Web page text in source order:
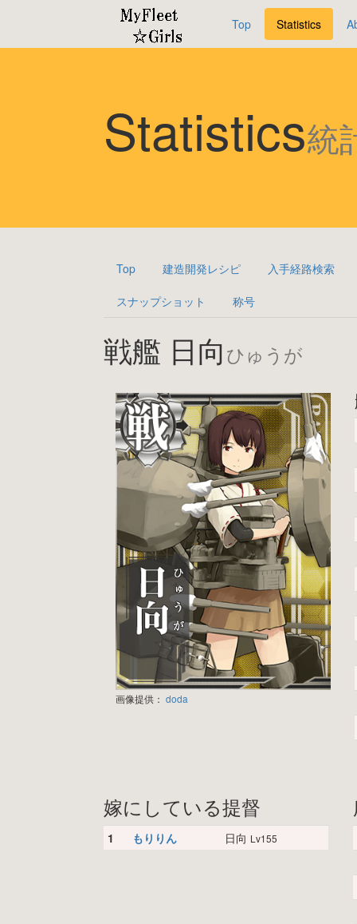
Top Statistics
Statistics統
Top 建造開発レシピ 入手経路検索
スナップショット 称号
戦艦 日向ひゅうが
画像提供： doda
嫁にしている提督
1 もりりん 日向 Lv155